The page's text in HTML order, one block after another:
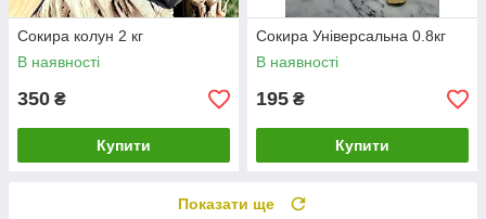
Сокира колун 2 кг
В наявності
350 ₴
Купити
Сокира Універсальна 0.8кг
В наявності
195 ₴
Купити
Показати ще